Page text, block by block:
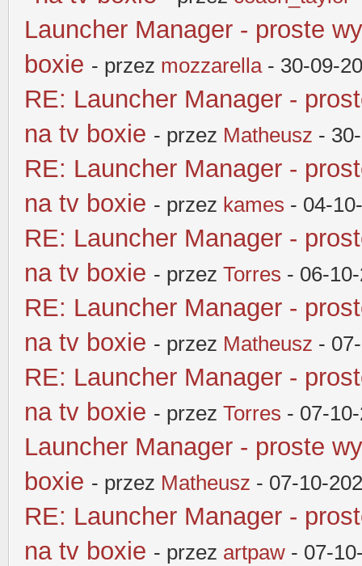
Launcher Manager - proste
boxie - przez mozzarella- 30-09-
RE: Launcher Manager -
na tv boxie - przez Matheusz -
RE: Launcher Manager -
na tv boxie - przez kames - 04-
RE: Launcher Manager -
na tv boxie - przez Torres - 06-
RE: Launcher Manager -
na tv boxie - przez Matheusz -
RE: Launcher Manager -
na tv boxie - przez Torres - 07-
Launcher Manager - proste
boxie - przez Matheusz - 07-10-
RE: Launcher Manager -
na tv boxie - przez artpaw - 07-